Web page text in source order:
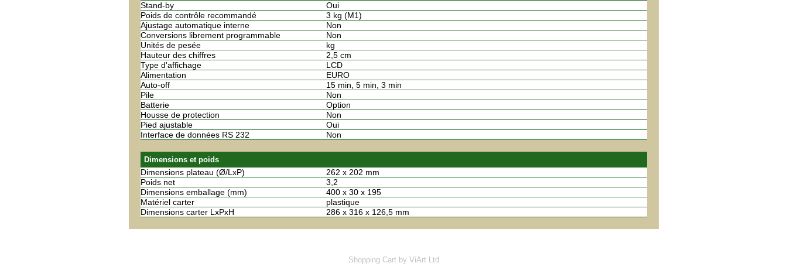
Stand-by
Oui
Poids de contrôle recommandé
3 kg (M1)
Ajustage automatique interne
Non
Conversions librement programmable
Non
Unités de pesée
kg
Hauteur des chiffres
2,5 cm
Type d'affichage
LCD
Alimentation
EURO
Auto-off
15 min, 5 min, 3 min
Pile
Non
Batterie
Option
Housse de protection
Non
Pied ajustable
Oui
Interface de données RS 232
Non
Dimensions et poids
Dimensions plateau (Ø/LxP)
262 x 202 mm
Poids net
3,2
Dimensions emballage (mm)
400 x 30 x 195
Matériel carter
plastique
Dimensions carter LxPxH
286 x 316 x 126,5 mm
Shopping Cartby ViArt Ltd